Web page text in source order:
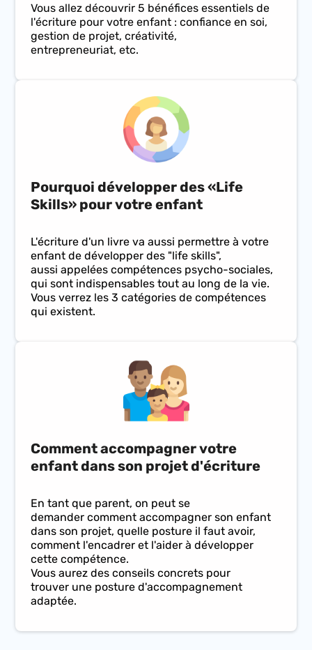
Vous allez découvrir 5 bénéfices essentiels de
l'écriture pour votre enfant : confiance en soi,
gestion de projet, créativité,
entrepreneuriat, etc.
Pourquoi développer des «Life
Skills» pour votre enfant
L'écriture d'un livre va aussi permettre à votre
enfant de développer des "life skills",
aussi appelées compétences psycho-sociales,
qui sont indispensables tout au long de la vie.
Vous verrez les 3 catégories de compétences
qui existent.
Comment accompagner votre
enfant dans son projet d'écriture
En tant que parent, on peut se
demander comment accompagner son enfant
dans son projet, quelle posture il faut avoir,
comment l'encadrer et l'aider à développer
cette compétence.
Vous aurez des conseils concrets pour
trouver une posture d'accompagnement
adaptée.